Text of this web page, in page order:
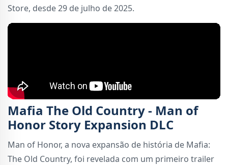
Store, desde 29 de julho de 2025.
Mafia The Old Country - Man of
Honor Story Expansion DLC
Man of Honor, a nova expansão de história de Mafia:
The Old Country, foi revelada com um primeiro trailer